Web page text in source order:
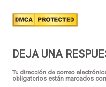
DEJA UNA
Tu dirección de correo
obligatorios están marcados con